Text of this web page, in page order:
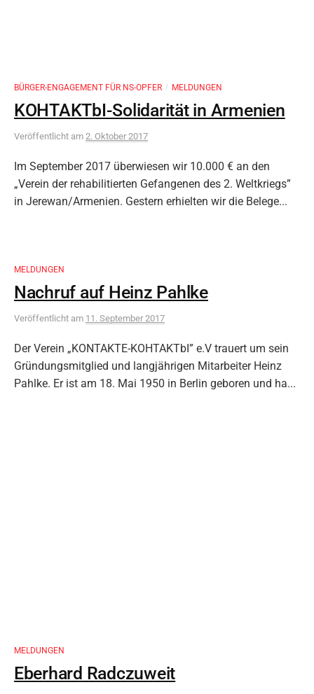
BÜRGER-ENGAGEMENT FÜR NS-OPFER / MELDUNGEN
KOHTAKTbI-Solidarität in Armenien
Veröffentlicht am 2. Oktober 2017
Im September 2017 überwiesen wir 10.000 € an den
„Verein der rehabilitierten Gefangenen des 2. Weltkriegs”
in Jerewan/Armenien. Gestern erhielten wir die Belege...
MELDUNGEN
Nachruf auf Heinz Pahlke
Veröffentlicht am 11. September 2017
Der Verein „KONTAKTE-KOHTAKTbI” e.V trauert um sein
Gründungsmitglied und langjährigen Mitarbeiter Heinz
Pahlke. Er ist am 18. Mai 1950 in Berlin geboren und ha...
MELDUNGEN
Eberhard Radczuweit